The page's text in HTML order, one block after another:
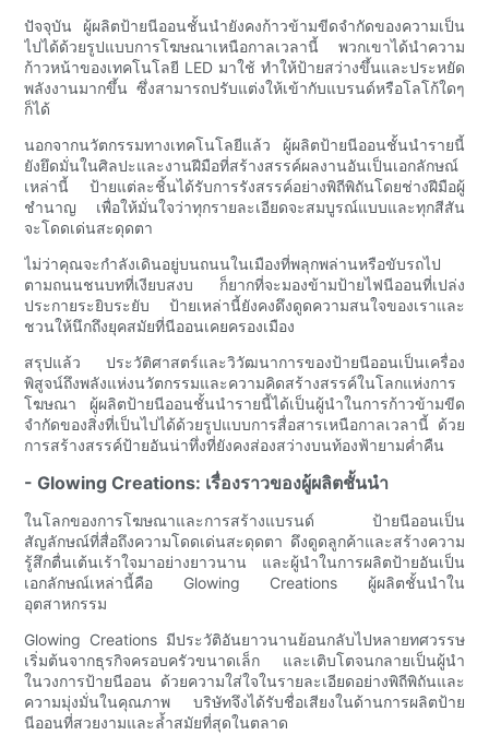
ปัจจุบัน ผู้ผลิตป้ายนีออนชั้นนำยังคงก้าวข้ามขีดจำกัดของความเป็น
ไปได้ด้วยรูปแบบการโฆษณาเหนือกาลเวลานี้ พวกเขาได้นำความ
ก้าวหน้าของเทคโนโลยี LED มาใช้ ทำให้ป้ายสว่างขึ้นและประหยัด
พลังงานมากขึ้น ซึ่งสามารถปรับแต่งให้เข้ากับแบรนด์หรือโลโก้ใดๆ
ก็ได้
นอกจากนวัตกรรมทางเทคโนโลยีแล้ว ผู้ผลิตป้ายนีออนชั้นนำรายนี้
ยังยึดมั่นในศิลปะและงานฝีมือที่สร้างสรรค์ผลงานอันเป็นเอกลักษณ์
เหล่านี้ ป้ายแต่ละชิ้นได้รับการรังสรรค์อย่างพิถีพิถันโดยช่างฝีมือผู้
ชำนาญ เพื่อให้มั่นใจว่าทุกรายละเอียดจะสมบูรณ์แบบและทุกสีสัน
จะโดดเด่นสะดุดตา
ไม่ว่าคุณจะกำลังเดินอยู่บนถนนในเมืองที่พลุกพล่านหรือขับรถไป
ตามถนนชนบทที่เงียบสงบ ก็ยากที่จะมองข้ามป้ายไฟนีออนที่เปล่ง
ประกายระยิบระยับ ป้ายเหล่านี้ยังคงดึงดูดความสนใจของเราและ
ชวนให้นึกถึงยุคสมัยที่นีออนเคยครองเมือง
สรุปแล้ว ประวัติศาสตร์และวิวัฒนาการของป้ายนีออนเป็นเครื่อง
พิสูจน์ถึงพลังแห่งนวัตกรรมและความคิดสร้างสรรค์ในโลกแห่งการ
โฆษณา ผู้ผลิตป้ายนีออนชั้นนำรายนี้ได้เป็นผู้นำในการก้าวข้ามขีด
จำกัดของสิ่งที่เป็นไปได้ด้วยรูปแบบการสื่อสารเหนือกาลเวลานี้ ด้วย
การสร้างสรรค์ป้ายอันน่าทึ่งที่ยังคงส่องสว่างบนท้องฟ้ายามค่ำคืน
- Glowing Creations: เรื่องราวของผู้ผลิตชั้นนำ
ในโลกของการโฆษณาและการสร้างแบรนด์ ป้ายนีออนเป็น
สัญลักษณ์ที่สื่อถึงความโดดเด่นสะดุดตา ดึงดูดลูกค้าและสร้างความ
รู้สึกตื่นเต้นเร้าใจมาอย่างยาวนาน และผู้นำในการผลิตป้ายอันเป็น
เอกลักษณ์เหล่านี้คือ Glowing Creations ผู้ผลิตชั้นนำใน
อุตสาหกรรม
Glowing Creations มีประวัติอันยาวนานย้อนกลับไปหลายทศวรรษ
เริ่มต้นจากธุรกิจครอบครัวขนาดเล็ก และเติบโตจนกลายเป็นผู้นำ
ในวงการป้ายนีออน ด้วยความใส่ใจในรายละเอียดอย่างพิถีพิถันและ
ความมุ่งมั่นในคุณภาพ บริษัทจึงได้รับชื่อเสียงในด้านการผลิตป้าย
นีออนที่สวยงามและล้ำสมัยที่สุดในตลาด